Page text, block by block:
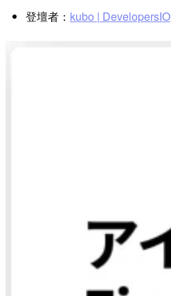
登壇者： kubo | DevelopersIO